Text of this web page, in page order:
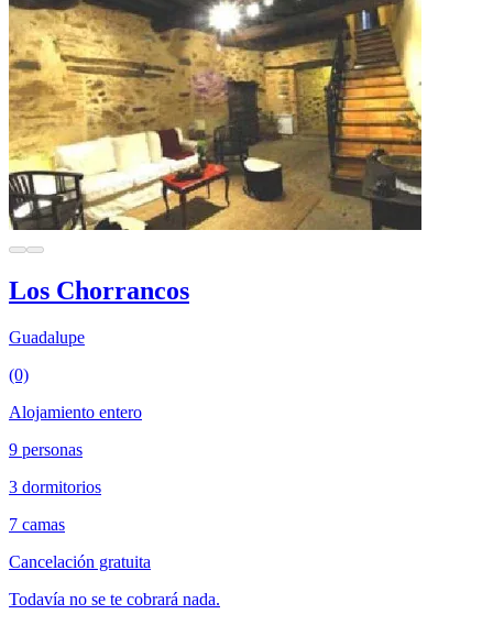
Los Chorrancos
Guadalupe
(0)
Alojamiento entero
9 personas
3 dormitorios
7 camas
Cancelación gratuita
Todavía no se te cobrará nada.